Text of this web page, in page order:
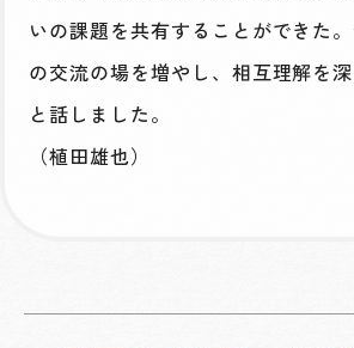
いの課題を共有することができた
の交流の場を増やし、相互理解を深
と話しました。
（植田雄也）